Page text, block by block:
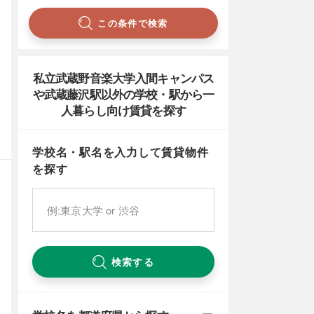
この条件で検索
私立武蔵野音楽大学入間キャンパス
や武蔵藤沢駅以外の学校・駅から一
人暮らし向け賃貸を探す
学校名・駅名を入力して賃貸物件
を探す
検索する